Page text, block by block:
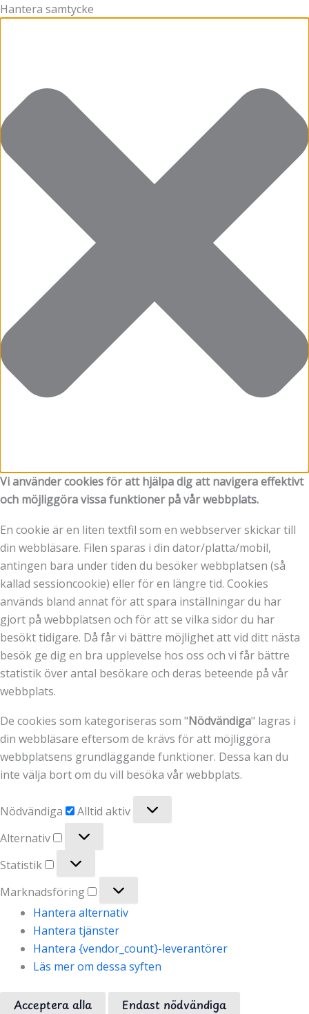
Hantera samtycke
Vi använder cookies för att hjälpa dig att navigera effektivt
och möjliggöra vissa funktioner på vår webbplats.
En cookie är en liten textfil som en webbserver skickar till
din webbläsare. Filen sparas i din dator/platta/mobil,
antingen bara under tiden du besöker webbplatsen (så
kallad sessioncookie) eller för en längre tid. Cookies
används bland annat för att spara inställningar du har
gjort på webbplatsen och för att se vilka sidor du har
besökt tidigare. Då får vi bättre möjlighet att vid ditt nästa
besök ge dig en bra upplevelse hos oss och vi får bättre
statistik över antal besökare och deras beteende på vår
webbplats.
De cookies som kategoriseras som "Nödvändiga" lagras i
din webbläsare eftersom de krävs för att möjliggöra
webbplatsens grundläggande funktioner. Dessa kan du
inte välja bort om du vill besöka vår webbplats.
Nödvändiga
Alltid aktiv
Alternativ
Statistik
Marknadsföring
Hantera alternativ
Hantera tjänster
Hantera {vendor_count}-leverantörer
Läs mer om dessa syften
Acceptera alla
Endast nödvändiga